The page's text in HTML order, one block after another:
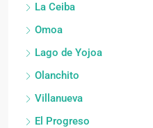
La Ceiba
Omoa
Lago de Yojoa
Olanchito
Villanueva
El Progreso